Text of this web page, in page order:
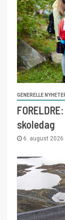
GENERELLE
skoledag
6. august 2026